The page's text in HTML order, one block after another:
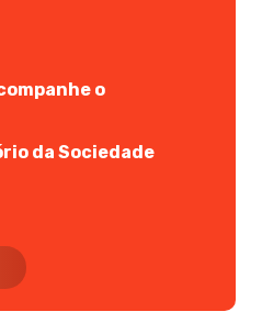
o
da Sociedade